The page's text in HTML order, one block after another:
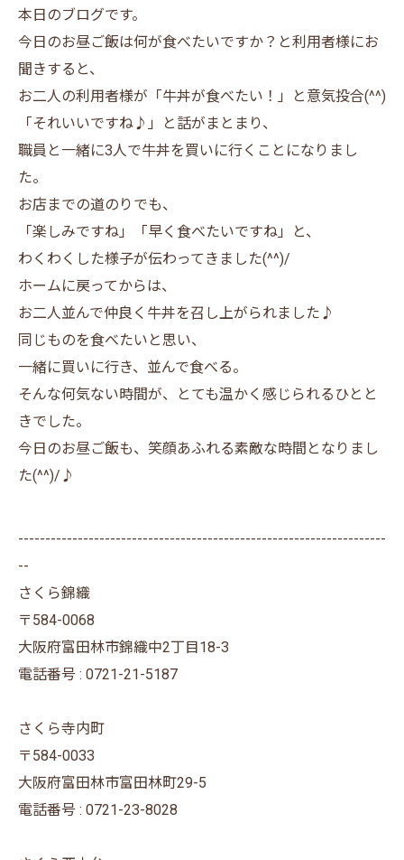
本日のブログです。
今日のお昼ご飯は何が食べたいですか？と利用者様にお
聞きすると、
お二人の利用者様が「牛丼が食べたい！」と意気投合(^^)
「それいいですね♪」と話がまとまり、
職員と一緒に3人で牛丼を買いに行くことになりまし
た。
お店までの道のりでも、
「楽しみですね」「早く食べたいですね」と、
わくわくした様子が伝わってきました(^^)/
ホームに戻ってからは、
お二人並んで仲良く牛丼を召し上がられました♪
同じものを食べたいと思い、
一緒に買いに行き、並んで食べる。
そんな何気ない時間が、とても温かく感じられるひとと
きでした。
今日のお昼ご飯も、笑顔あふれる素敵な時間となりまし
た(^^)/♪
--------------------------------------------------------------------
--
さくら錦織
〒584-0068
大阪府富田林市錦織中2丁目18-3
電話番号 : 0721-21-5187
さくら寺内町
〒584-0033
大阪府富田林市富田林町29-5
電話番号 : 0721-23-8028